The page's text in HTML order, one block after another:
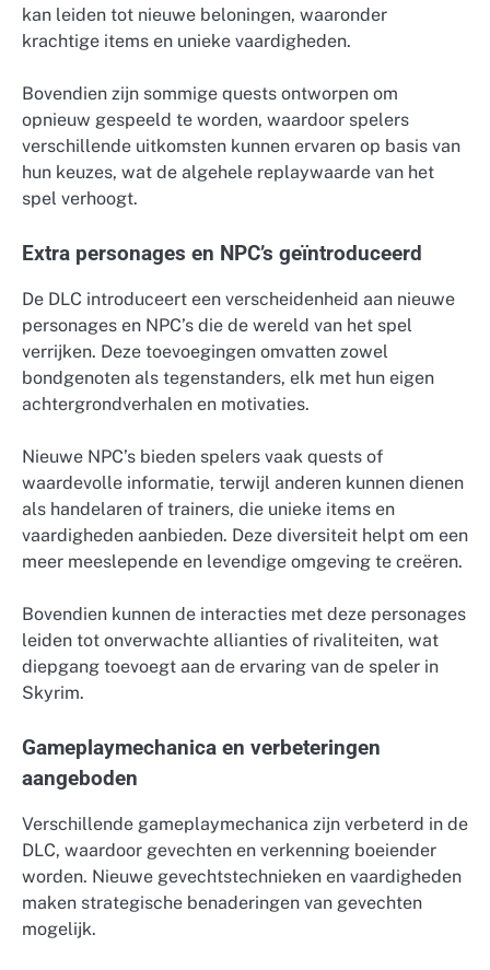
kan leiden tot nieuwe beloningen, waaronder
krachtige items en unieke vaardigheden.
Bovendien zijn sommige quests ontworpen om
opnieuw gespeeld te worden, waardoor spelers
verschillende uitkomsten kunnen ervaren op basis van
hun keuzes, wat de algehele replaywaarde van het
spel verhoogt.
Extra personages en NPC’s geïntroduceerd
De DLC introduceert een verscheidenheid aan nieuwe
personages en NPC’s die de wereld van het spel
verrijken. Deze toevoegingen omvatten zowel
bondgenoten als tegenstanders, elk met hun eigen
achtergrondverhalen en motivaties.
Nieuwe NPC’s bieden spelers vaak quests of
waardevolle informatie, terwijl anderen kunnen dienen
als handelaren of trainers, die unieke items en
vaardigheden aanbieden. Deze diversiteit helpt om een
meer meeslepende en levendige omgeving te creëren.
Bovendien kunnen de interacties met deze personages
leiden tot onverwachte allianties of rivaliteiten, wat
diepgang toevoegt aan de ervaring van de speler in
Skyrim.
Gameplaymechanica en verbeteringen
aangeboden
Verschillende gameplaymechanica zijn verbeterd in de
DLC, waardoor gevechten en verkenning boeiender
worden. Nieuwe gevechtstechnieken en vaardigheden
maken strategische benaderingen van gevechten
mogelijk.